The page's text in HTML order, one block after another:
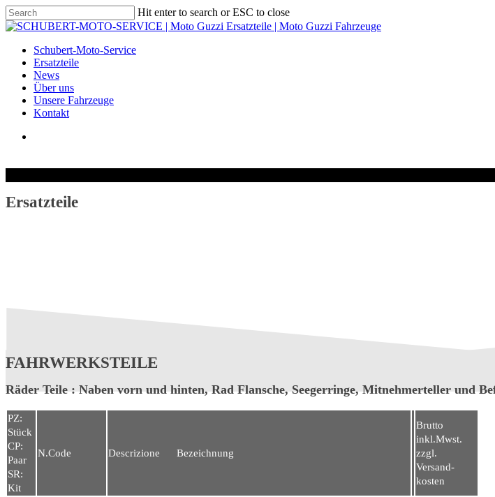
Hit enter to search or ESC to close
Schubert-Moto-Service
Ersatzteile
News
Über uns
Unsere Fahrzeuge
Kontakt
Ersatzteile
FAHRWERKSTEILE
Räder Teile : Naben vorn und hinten, Rad Flansche, Seegerringe, Mitnehmerteller und
PZ:
Stück
CP:
Paar
SR:
Kit
N.Code Descrizione Bezeichnung
Brutto
inkl.Mwst.
zzgl.
Versand-
kosten